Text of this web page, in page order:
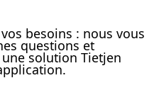
besoins : nous vous
questions et
solution Tietjen